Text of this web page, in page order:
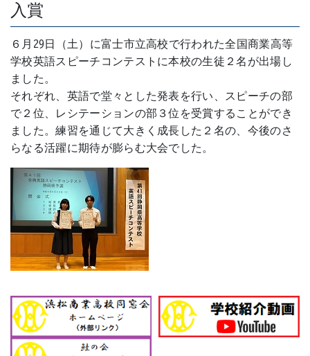
入賞
６月29日（土）に富士市立高校で行われた全国商業高等
学校英語スピーチコンテストに本校の生徒２名が出場し
ました。
それぞれ、英語で堂々とした発表を行い、スピーチの部
で２位、レシテーションの部３位を受賞することができ
ました。練習を通じて大きく成長した２名の、今後のさ
らなる活躍に期待が膨らむ大会でした。